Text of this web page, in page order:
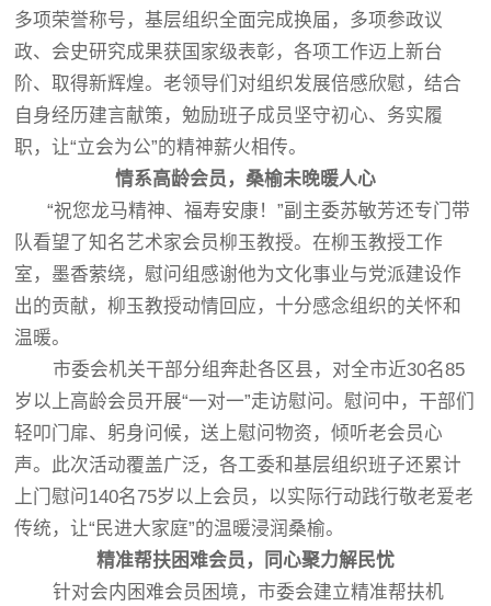
多项荣誉称号，基层组织全面完成换届，多项参政议
政、会史研究成果获国家级表彰，各项工作迈上新台
阶、取得新辉煌。老领导们对组织发展倍感欣慰，结合
自身经历建言献策，勉励班子成员坚守初心、务实履
职，让“立会为公”的精神薪火相传。
情系高龄会员 ， 桑榆未晚暖人心
“祝您龙马精神、福寿安康！”副主委苏敏芳还专门带
队看望了知名艺术家会员柳玉教授。在柳玉教授工作
室，墨香萦绕，慰问组感谢他为文化事业与党派建设作
出的贡献，柳玉教授动情回应，十分感念组织的关怀和
温暖。
市委会机关干部分组奔赴各区县，对全市近30名85
岁以上高龄会员开展“一对一”走访慰问。慰问中，干部们
轻叩门扉、躬身问候，送上慰问物资，倾听老会员心
声。此次活动覆盖广泛，各工委和基层组织班子还累计
上门慰问140名75岁以上会员，以实际行动践行敬老爱老
传统，让“民进大家庭”的温暖浸润桑榆。
精准帮扶困难会员 ，
同心聚力解民忧
针对会内困难会员困境，市委会建立精准帮扶机